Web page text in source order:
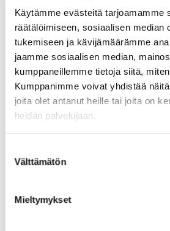
Käytämme evästeitä tarjoamamme
räätälöimiseen, sosiaalisen median
tukemiseen ja kävijämäärämme
jaamme sosiaalisen median,
kumppaneillemme tietoja siitä,
Kumppanimme voivat yhdistää
joita olet antanut heille tai joita on
heidän palvelujaan.
valinta
Välttämätön
Mieltymykset